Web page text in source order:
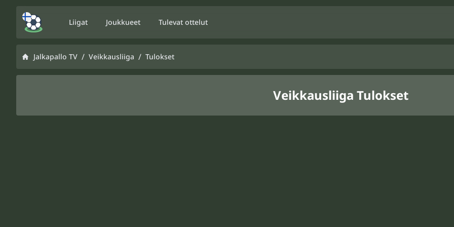
Liigat Joukkueet Tulevat ottelut
Jalkapallo TV / Veikkausliiga / Tulokset
Veikkausliiga Tulokset